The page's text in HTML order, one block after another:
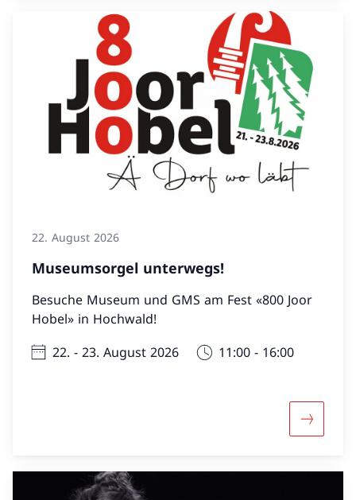
22. August 2026
Museumsorgel unterwegs!
Besuche Museum und GMS am Fest «800 Joor
Hobel» in Hochwald!
22. - 23. August 2026
11:00 - 16:00
Mehr